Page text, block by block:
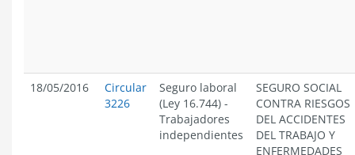
18/05/2016
Circular
3226
Seguro laboral
(Ley 16.744) -
Trabajadores
independientes
SEGURO SOCIAL
CONTRA RIESGOS
DEL ACCIDENTES
DEL TRABAJO Y
ENFERMEDADES